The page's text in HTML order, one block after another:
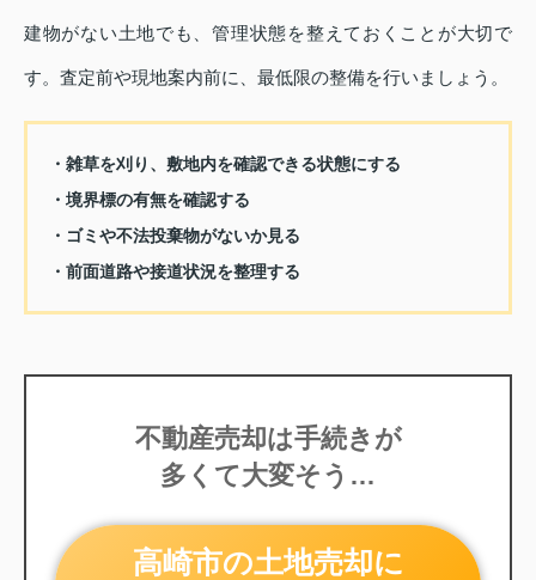
建物がない土地でも、管理状態を整えておくことが大切で
す。査定前や現地案内前に、最低限の整備を行いましょう。
・雑草を刈り、敷地内を確認できる状態にする
・境界標の有無を確認する
・ゴミや不法投棄物がないか見る
・前面道路や接道状況を整理する
不動産売却は手続きが
多くて大変そう…
高崎市の土地売却に